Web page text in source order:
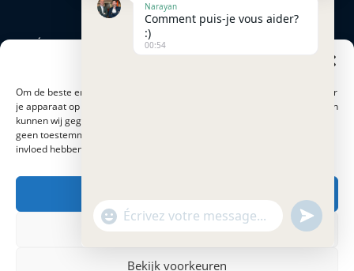
Om de beste ervaringen te bieden, gebruiken cookies om informatie over
je apparaat op te slaan en/of te raadplegen. Door hiermee in te stemmen
kunnen wij gegevens zoals surfgedrag of op deze site verwerken. Als je
geen toestemming geeft of je toestemming intrekt, kan dit een nadelige
invloed hebben op bepaalde functies en mogelijkheden.
Weigeren
Bekijk voorkeuren
Échanger par
téléphone? Appel ou
Modes de paiement
Narayan
Comment puis-je vous aider?
:)
00:54
"+chaty_settings.lang.emoji_picker+"
WhatsApp
undefined